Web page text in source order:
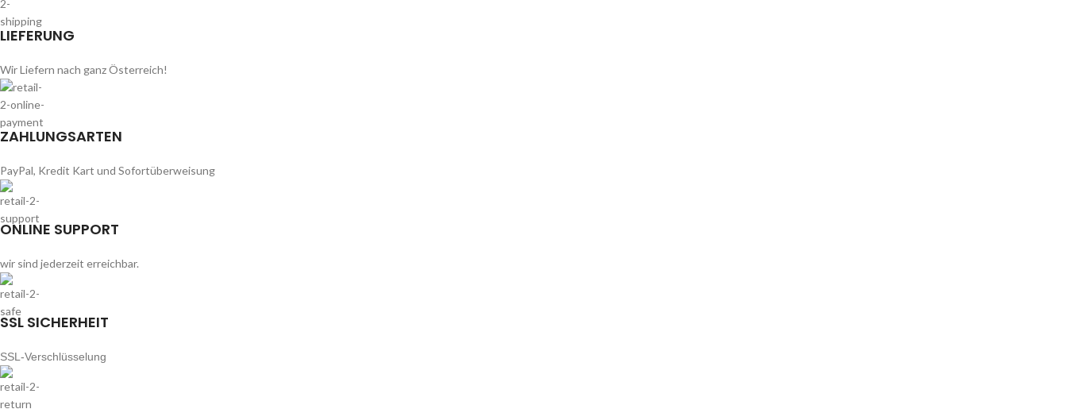
LIEFERUNG
Wir Liefern nach ganz Österreich!
ZAHLUNGSARTEN
PayPal, Kredit Kart und Sofortüberweisung
ONLINE SUPPORT
wir sind jederzeit erreichbar.
SSL SICHERHEIT
SSL-Verschlüsselung